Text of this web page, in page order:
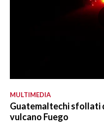
MULTIMEDIA
Guatemaltechi sfollati
vulcano Fuego